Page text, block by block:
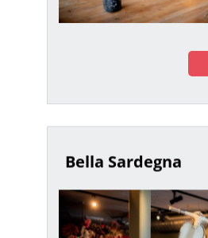
Bella Sardegna